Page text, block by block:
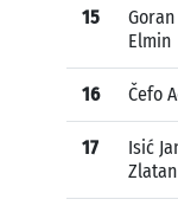
15
Goran
Elmin
16 Čefo
17
Isić
Zlatan